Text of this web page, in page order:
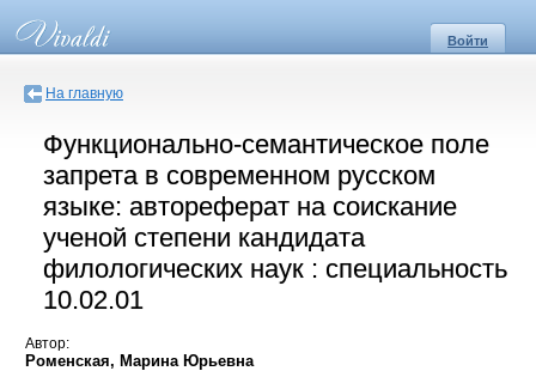
Войти
На главную
Функционально-семантическое поле
запрета в современном русском
языке: автореферат на соискание
ученой степени кандидата
филологических наук : специальность
10.02.01
Автор:
Роменская, Марина Юрьевна